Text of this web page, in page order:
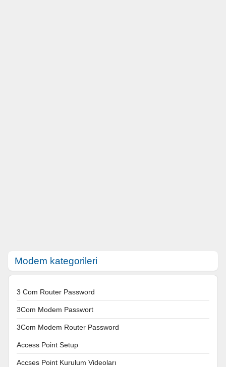
Modem kategorileri
3 Com Router Password
3Com Modem Passwort
3Com Modem Router Password
Access Point Setup
Accses Point Kurulum Videoları